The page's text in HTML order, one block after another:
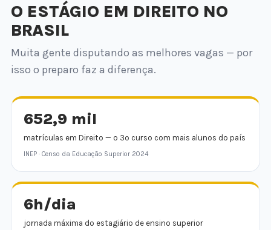
O ESTÁGIO EM DIREITO NO
BRASIL
Muita gente disputando as melhores vagas — por
isso o preparo faz a diferença.
652,9 mil
matrículas em Direito — o 3º curso com mais alunos do país
INEP · Censo da Educação Superior 2024
6h/dia
jornada máxima do estagiário de ensino superior